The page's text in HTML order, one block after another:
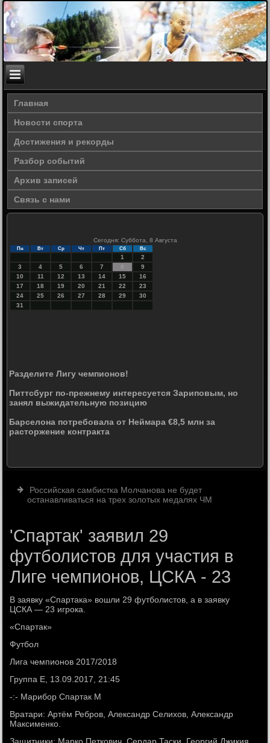
Главная
Новости спорта
Достижения и рекорды
Разбор событий
Архив записей
Связь с нами
Сегодня: Суббота, 8 Августа
Пн Вт Ср Чт Пт Сб Вс
1
2
3
4 5 6 7 8
9
10
11 12 13 14 15
16
17
18 19 20 21 22
23
24
25 26 27 28 29
30
31
Разделите Лигу чемпионов!
Питтсбург по-прежнему интересуется Зариповым, но
занял выжидательную позицию
Барселона потребовала от Неймара €8,5 млн за
расторжение контракта
Российская самбистка Молчанова не будет
останавливаться на трех золотых медалях ЧМ
'Спартак' заявил 29
футболистов для участия в
Лиге чемпионов, ЦСКА - 23
В заявку «Спартака» вошли 29 футболистов, а в заявку
ЦСКА — 23 игрока.
«Спартак»
Футбол
Лига чемпионов 2017/2018
Группа E, 13.09.2017, 21:45
-:- Марибор Спартак М
Вратари: Артём Ребров, Александр Селихов, Александр
Максименко.